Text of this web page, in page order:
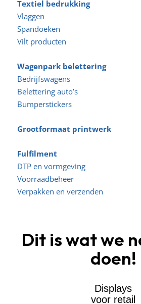
Textiel bedrukking
Vlaggen
Spandoeken
Vilt producten
Wagenpark belettering
Bedrijfswagens
Belettering auto’s
Bumperstickers
Grootformaat printwerk
Fulfilment
DTP en vormgeving
Voorraadbeheer
Verpakken en verzenden
Dit is wat we
doen!
Displays
voor retail